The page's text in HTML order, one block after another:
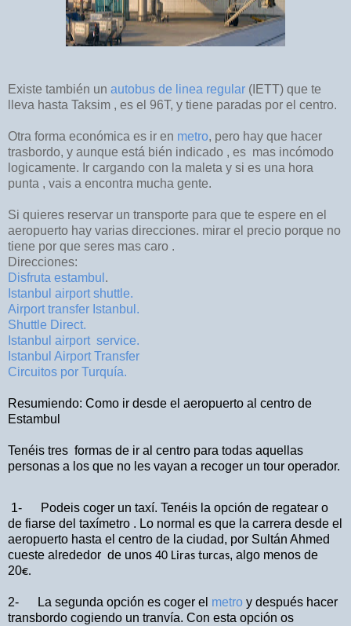
Existe también un autobus de linea regular (IETT) que te
lleva hasta Taksim , es el 96T, y tiene paradas por el centro.
Otra forma económica es ir en metro, pero hay que hacer
trasbordo, y aunque está bién indicado , es mas incómodo
logicamente. Ir cargando con la maleta y si es una hora
punta , vais a encontra mucha gente.
Si quieres reservar un transporte para que te espere en el
aeropuerto hay varias direcciones. mirar el precio porque no
tiene por que seres mas caro .
Direcciones:
Disfruta estambul .
Istanbul airport shuttle.
Airport transfer Istanbul.
Shuttle Direct.
Istanbul airport service.
Istanbul Airport Transfer
Circuitos por Turquía.
Resumiendo: Como ir desde el aeropuerto al centro de
Estambul
Tenéis tres formas de ir al centro para todas aquellas
personas a los que no les vayan a recoger un tour operador.
1-
Podeis coger un taxí. Tenéis la opción de regatear o
de fiarse del taxímetro . Lo normal es que la carrera desde el
aeropuerto hasta el centro de la ciudad, por Sultán Ahmed
cueste alrededor de unos 40 Liras turcas, algo menos de
20€.
2- La segunda opción es coger el metro y después hacer
transbordo cogiendo un tranvía. Con esta opción os